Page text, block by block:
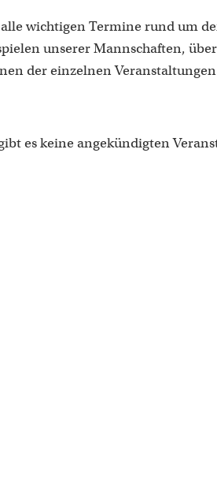
wichtigen Termine rund um
unserer Mannschaften,
der einzelnen
es keine angekündigten